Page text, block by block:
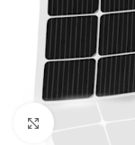
Μεγέθυνση